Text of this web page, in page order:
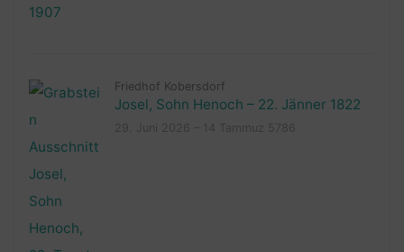
Friedhof Kobersdorf
Josel, Sohn Henoch – 22. Jänner 1822